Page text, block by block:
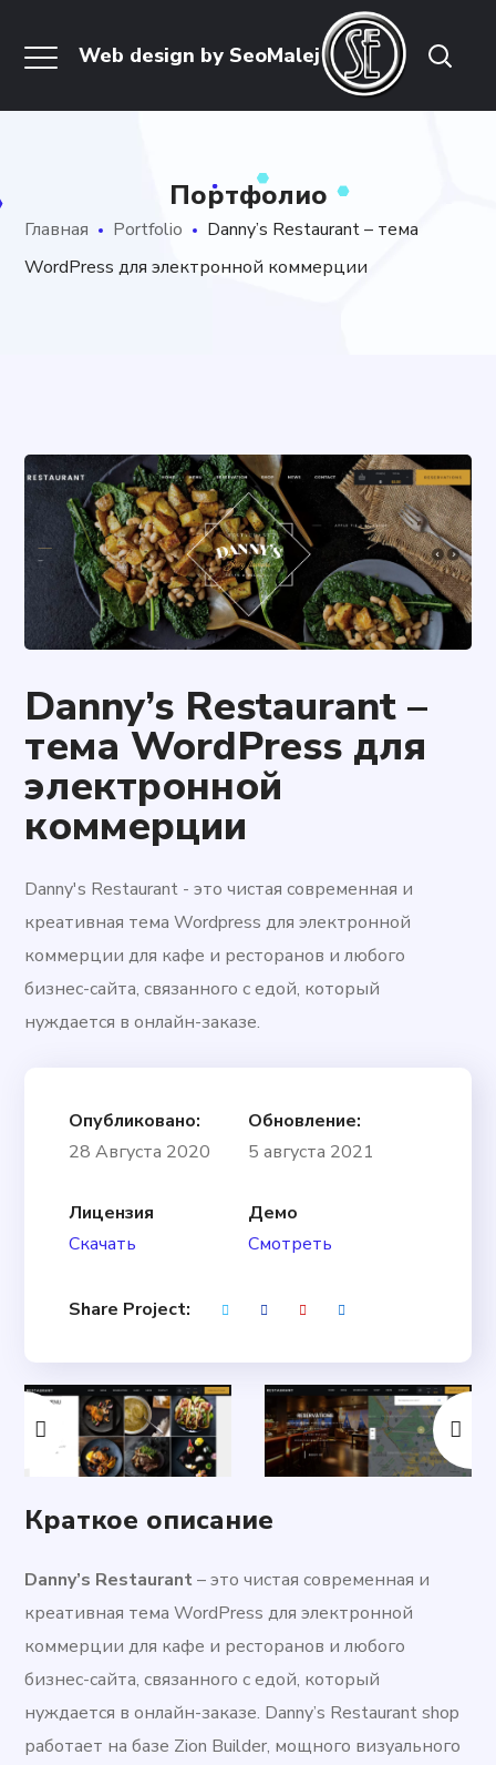
Портфолио
Главная Portfolio
Danny’s Restaurant – тема
WordPress для электронной коммерции
Danny’s Restaurant –
тема WordPress для
электронной
коммерции
Danny's Restaurant - это чистая современная и
креативная тема Wordpress для электронной
коммерции для кафе и ресторанов и любого
бизнес-сайта, связанного с едой, который
нуждается в онлайн-заказе.
Опубликовано:
28 Августа 2020
Обновление:
5 августа 2021
Лицензия
Скачать
Демо
Смотреть
Share Project:
Краткое описание
Danny’s Restaurant– это чистая современная и
креативная тема WordPress для электронной
коммерции для кафе и ресторанов и любого
бизнес-сайта, связанного с едой, который
нуждается в онлайн-заказе. Danny’s Restaurant shop
работает на базе Zion Builder, мощного визуального